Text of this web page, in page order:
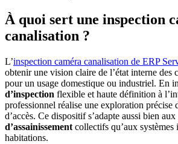
À quoi sert une inspection
canalisation ?
L’inspection caméra canalisation de ERP
obtenir une vision claire de l’état interne des
pour un usage domestique ou industriel. En
d’inspection flexible et haute définition à
professionnel réalise une exploration précise
d’accès. Ce dispositif s’adapte aussi bien aux
d’assainissement collectifs qu’aux
habitations.